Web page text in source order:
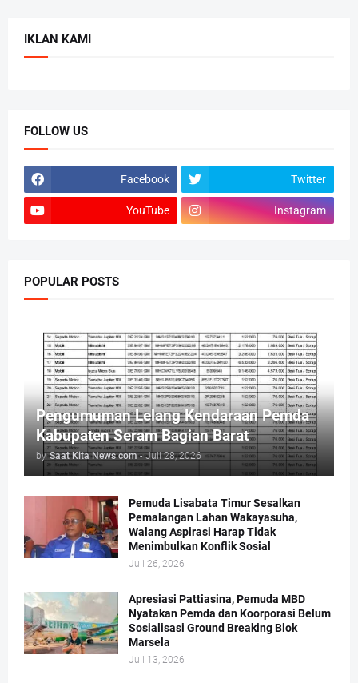
IKLAN KAMI
FOLLOW US
Facebook Twitter
YouTube Instagram
POPULAR POSTS
Pengumuman Lelang Kendaraan Pemda
Kabupaten Seram Bagian Barat
by Saat Kita News com - Juli 28, 2026
Pemuda Lisabata Timur Sesalkan
Pemalangan Lahan Wakayasuha,
Walang Aspirasi Harap Tidak
Menimbulkan Konflik Sosial
Juli 26, 2026
Apresiasi Pattiasina, Pemuda MBD
Nyatakan Pemda dan Koorporasi Belum
Sosialisasi Ground Breaking Blok
Marsela
Juli 13, 2026